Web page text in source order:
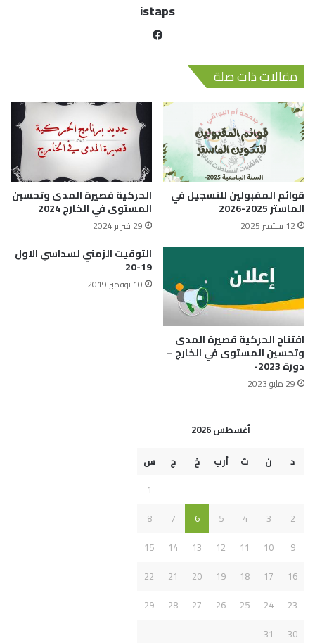
istaps
مقالات ذات صلة
قوائم المقبولين للتسجيل في
الماستر 2025-2026
12 سبتمبر 2025
الحركية قصيرة المدى وتحسين
المستوى في الخارج 2024
29 فبراير 2024
افتتاح الحركية قصيرة المدى
وتحسين المستوى في الخارج –
دورة 2023-
29 مايو 2023
التوقيت الزمني لسداسي الاول
19-20
10 نوفمبر 2019
أغسطس 2026
د
ن ث أرب خ ج
س
1
2
3
4
5
6
7
8
9
10
11
12
13
14
15
16
17
18
19
20
21
22
23
24
25
26
27
28
29
30
31